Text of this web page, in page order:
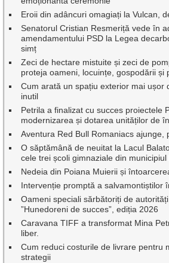
Eroii din adâncuri omagiați la Vulcan,
Senatorul Cristian Resmeriță vede în
amendamentului PSD la Legea
simț
Zeci de hectare mistuite și zeci de
proteja oameni, locuințe, gospodării și
Cum arată un spațiu exterior mai ușor
inutil
Petrila a finalizat cu succes proiectele
modernizarea și dotarea unităților de
Aventura Red Bull Romaniacs ajunge,
O săptămână de neuitat la Lacul
cele trei școli gimnaziale din municipiul
Nedeia din Poiana Muierii și
Intervenție promptă a salvamontiștilor
Oameni speciali sărbătoriți de
”Hunedoreni de succes”, ediția 2026
Caravana TIFF a transformat Mina
liber.
Cum reduci costurile de livrare pentru
strategii